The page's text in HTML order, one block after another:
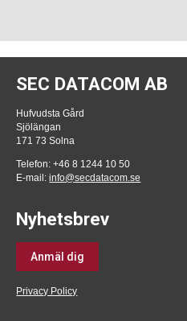
SEC DATACOM AB
Hufvudsta Gård
Sjölängan
171 73 Solna
Telefon: +46 8 1244 10 50
E-mail:info@secdatacom.se
Nyhetsbrev
Anmäl dig
Privacy Policy